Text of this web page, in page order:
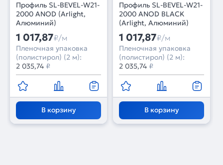
Профиль SL-BEVEL-W21-
2000 ANOD (Arlight,
Алюминий)
1 017,87₽/м
Пленочная упаковка
(полистирол) (2 м):
2 035,74 ₽
В корзину
Профиль SL-BEVEL-W21-
2000 ANOD BLACK
(Arlight, Алюминий)
1 017,87₽/м
Пленочная упаковка
(полистирол) (2 м):
2 035,74 ₽
В корзину